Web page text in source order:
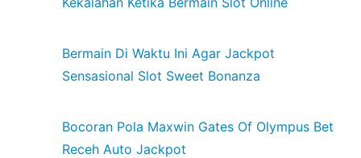
Bermain Di Waktu Ini Agar Jackpot
Sensasional Slot Sweet Bonanza
Bocoran Pola Maxwin Gates Of Olympus Bet
Receh Auto Jackpot